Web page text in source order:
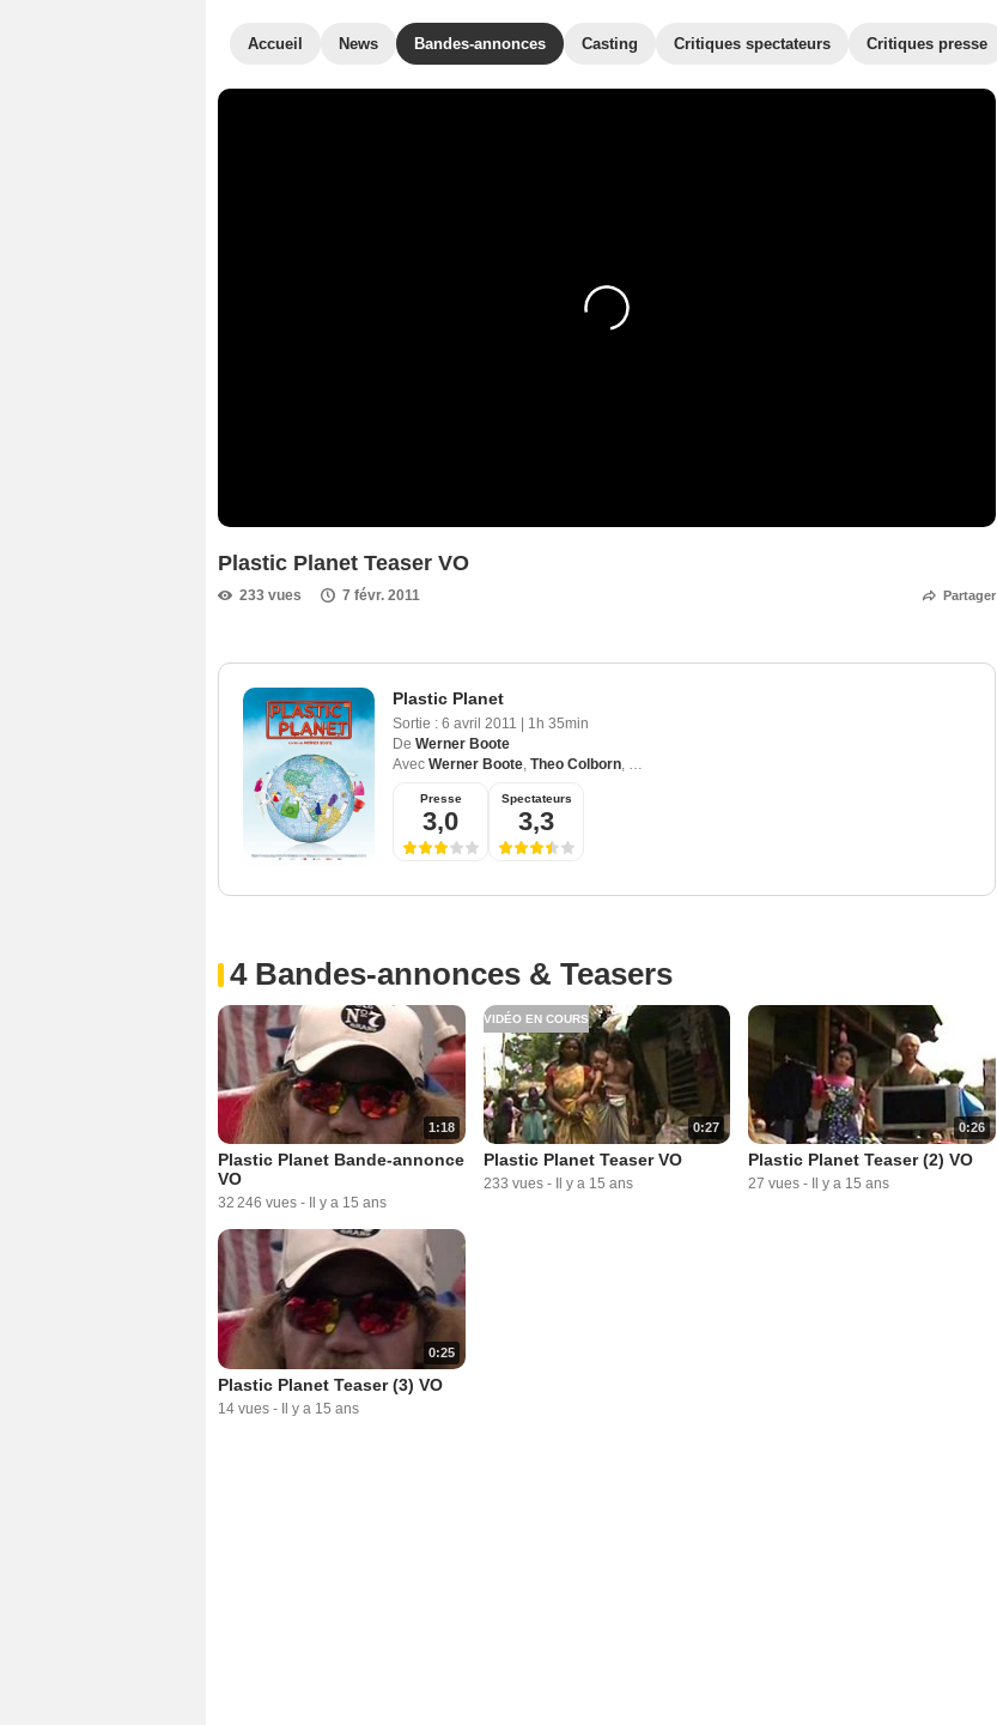
Accueil News Bandes-annonces Casting Critiques spectateurs Critiques presse
Plastic Planet Teaser VO
233 vues 7 févr. 2011 Partager
Plastic Planet
Sortie : 6 avril 2011
1h 35min
De Werner Boote
Avec Werner Boote, Theo Colborn, Fred Vom Saal
Presse
3,0
Spectateurs
3,3
4 Bandes-annonces & Teasers
1:18
Plastic Planet Bande-annonce
VO
32 246 vues - Il y a 15 ans
0:27
VIDÉO EN COURS
Plastic Planet Teaser VO
233 vues - Il y a 15 ans
0:26
Plastic Planet Teaser (2) VO
27 vues - Il y a 15 ans
0:25
Plastic Planet Teaser (3) VO
14 vues - Il y a 15 ans